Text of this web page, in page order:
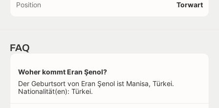
Position Torwart
FAQ
Woher kommt Eran Şenol?
Der Geburtsort von Eran Şenol ist Manisa, Türkei.
Nationalität(en): Türkei.